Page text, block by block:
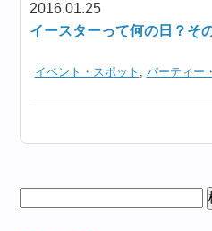
2016.01.25
イースターって何の日？そ
イベント・スポット , パーティー